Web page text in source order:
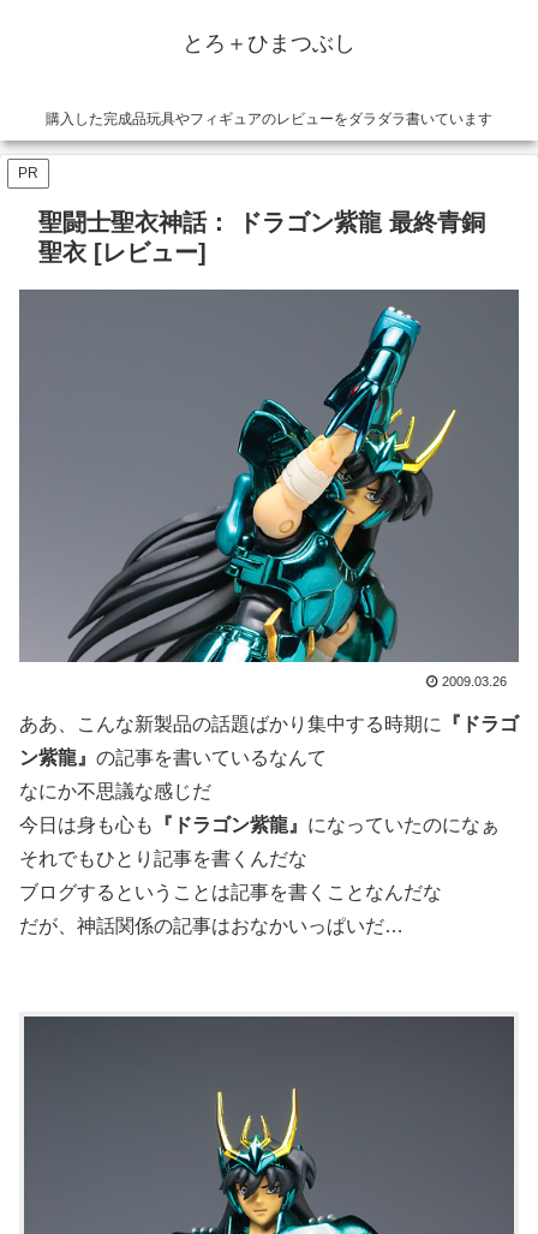
とろ＋ひまつぶし
購入した完成品玩具やフィギュアのレビューをダラダラ書いています
PR
聖闘士聖衣神話： ドラゴン紫龍 最終青銅
聖衣 [レビュー]
2009.03.26
ああ、こんな新製品の話題ばかり集中する時期に
『ドラゴ
ン紫龍』 の記事を書いているなんて
なにか不思議な感じだ
今日は身も心も
『ドラゴン紫龍』 になっていたのになぁ
それでもひとり記事を書くんだな
ブログするということは記事を書くことなんだな
だが、神話関係の記事はおなかいっぱいだ…